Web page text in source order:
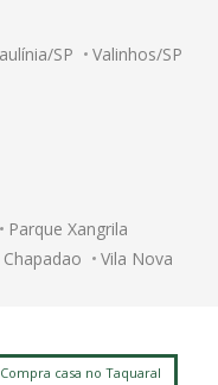
SP Valinhos/SP
Parque Xangrila
Chapadao
Vila Nova
Campinas
Jardim Conceicao
Compra casa no Taquaral